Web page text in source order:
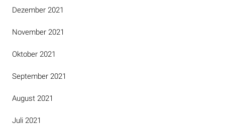
Dezember 2021
November 2021
Oktober 2021
September 2021
August 2021
Juli 2021